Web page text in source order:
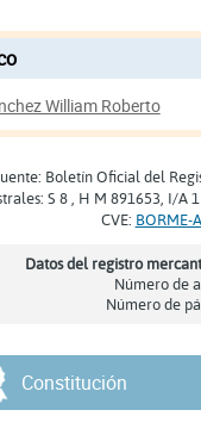
William Roberto
Boletín Oficial del
S 8 , H M 891653, I/A
CVE: BORME-
Datos del registro
Número de
Número de
Constitución